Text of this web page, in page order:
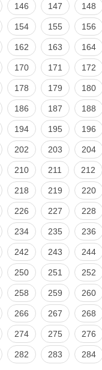
146 147 148
154 155 156
162 163 164
170 171 172
178 179 180
186 187 188
194 195 196
202 203 204
210 211 212
218 219 220
226 227 228
234 235 236
242 243 244
250 251 252
258 259 260
266 267 268
274 275 276
282 283 284